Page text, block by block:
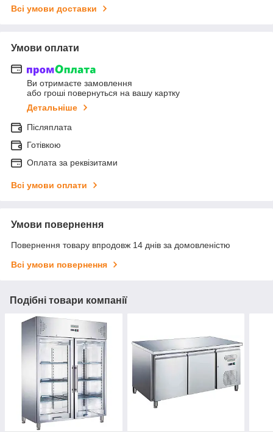
Всі умови доставки
Умови оплати
Ви отримаєте замовлення
або гроші повернуться на вашу картку
Детальніше
Післяплата
Готівкою
Оплата за реквізитами
Всі умови оплати
Умови повернення
Повернення товару впродовж 14 днів за домовленістю
Всі умови повернення
Подібні товари компанії